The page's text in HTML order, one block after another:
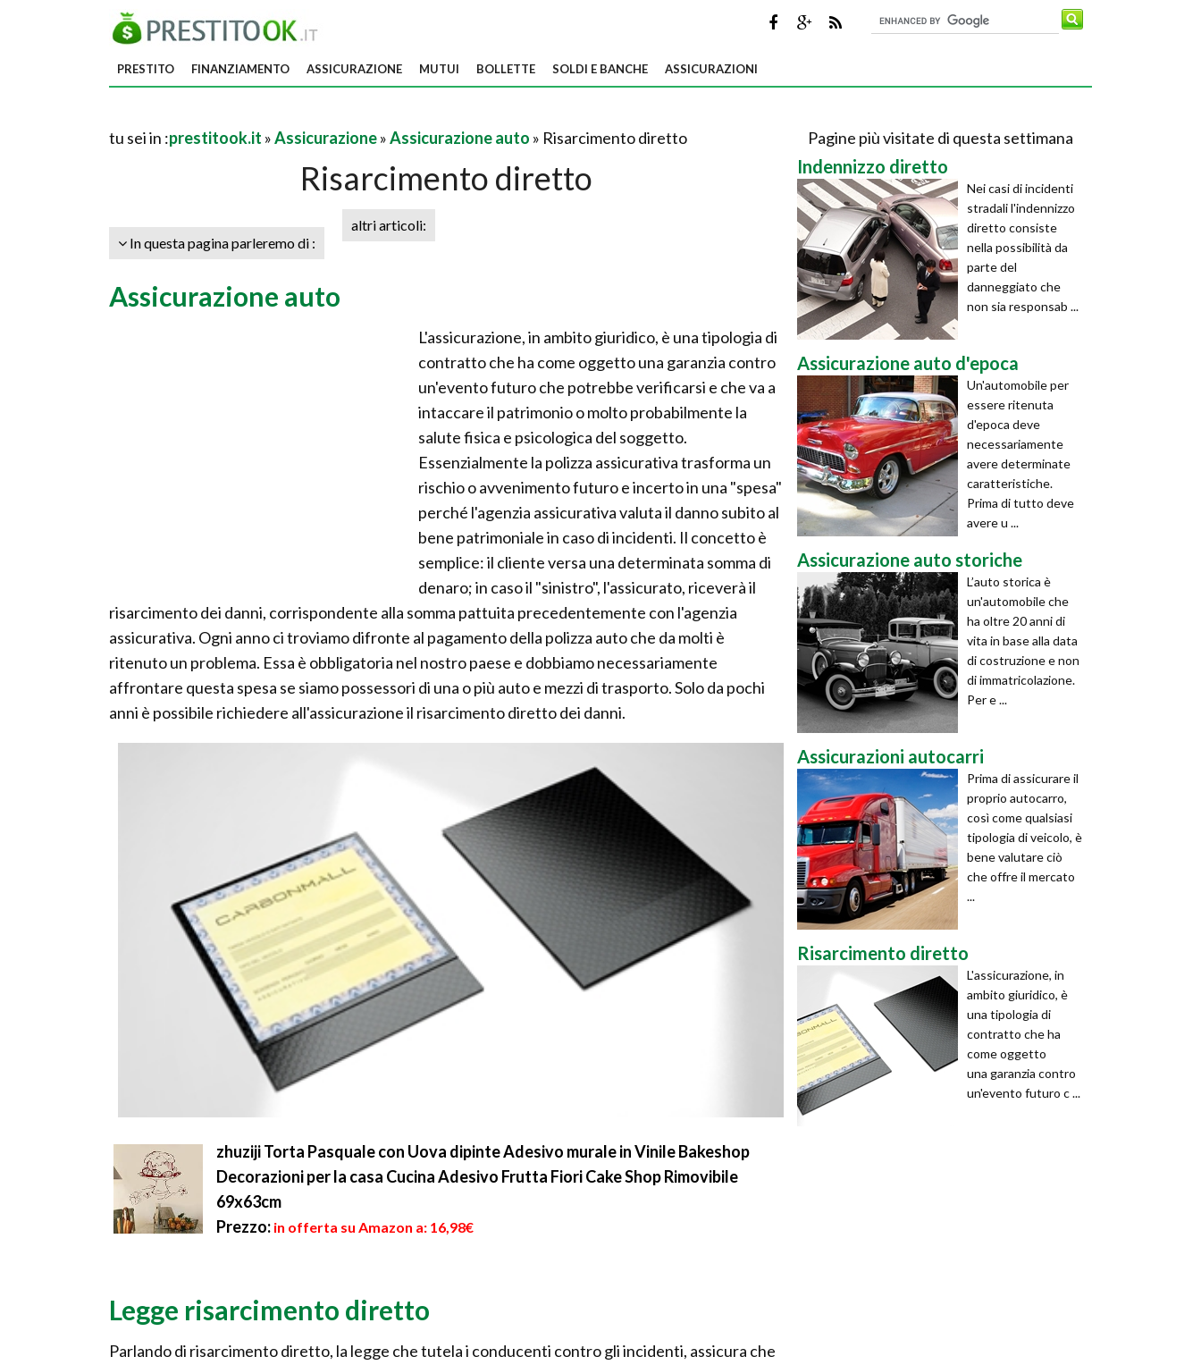
PRESTITO FINANZIAMENTO ASSICURAZIONE MUTUI BOLLETTE SOLDI E BANCHE ASSICURAZIONI
tu sei in :prestitook.it »Assicurazione»Assicurazione auto » Risarcimento diretto
Risarcimento diretto
In questa pagina parleremo di :
altri articoli:
Assicurazione auto
L'assicurazione, in ambito giuridico, è una tipologia di
contratto che ha come oggetto una garanzia contro
un'evento futuro che potrebbe verificarsi e che va a
intaccare il patrimonio o molto probabilmente la
salute fisica e psicologica del soggetto.
Essenzialmente la polizza assicurativa trasforma un
rischio o avvenimento futuro e incerto in una "spesa"
perché l'agenzia assicurativa valuta il danno subito al
bene patrimoniale in caso di incidenti. Il concetto è
semplice: il cliente versa una determinata somma di
denaro; in caso il "sinistro", l'assicurato, riceverà il
risarcimento dei danni, corrispondente alla somma pattuita precedentemente con l'agenzia
assicurativa. Ogni anno ci troviamo difronte al pagamento della polizza auto che da molti è
ritenuto un problema. Essa è obbligatoria nel nostro paese e dobbiamo necessariamente
affrontare questa spesa se siamo possessori di una o più auto e mezzi di trasporto. Solo da pochi
anni è possibile richiedere all'assicurazione il risarcimento diretto dei danni.
zhuziji Torta Pasquale con Uova dipinte Adesivo murale in Vinile Bakeshop
Decorazioni per la casa Cucina Adesivo Frutta Fiori Cake Shop Rimovibile
69x63cm
Prezzo: in offerta su Amazon a: 16,98€
Legge risarcimento diretto
Parlando di risarcimento diretto, la legge che tutela i conducenti contro gli incidenti, assicura che
Pagine più visitate di questa settimana
Indennizzo diretto
Nei casi di incidenti
stradali l'indennizzo
diretto consiste
nella possibilità da
parte del
danneggiato che
non sia responsab ...
Assicurazione auto d'epoca
Un'automobile per
essere ritenuta
d'epoca deve
necessariamente
avere determinate
caratteristiche.
Prima di tutto deve
avere u ...
Assicurazione auto storiche
L’auto storica è
un'automobile che
ha oltre 20 anni di
vita in base alla data
di costruzione e non
di immatricolazione.
Per e ...
Assicurazioni autocarri
Prima di assicurare il
proprio autocarro,
così come qualsiasi
tipologia di veicolo, è
bene valutare ciò
che offre il mercato
...
Risarcimento diretto
L'assicurazione, in
ambito giuridico, è
una tipologia di
contratto che ha
come oggetto
una garanzia contro
un'evento futuro c ...